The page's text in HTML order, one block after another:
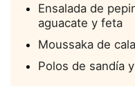
Ensalada de
aguacate y feta
Moussaka de
Polos de sandía